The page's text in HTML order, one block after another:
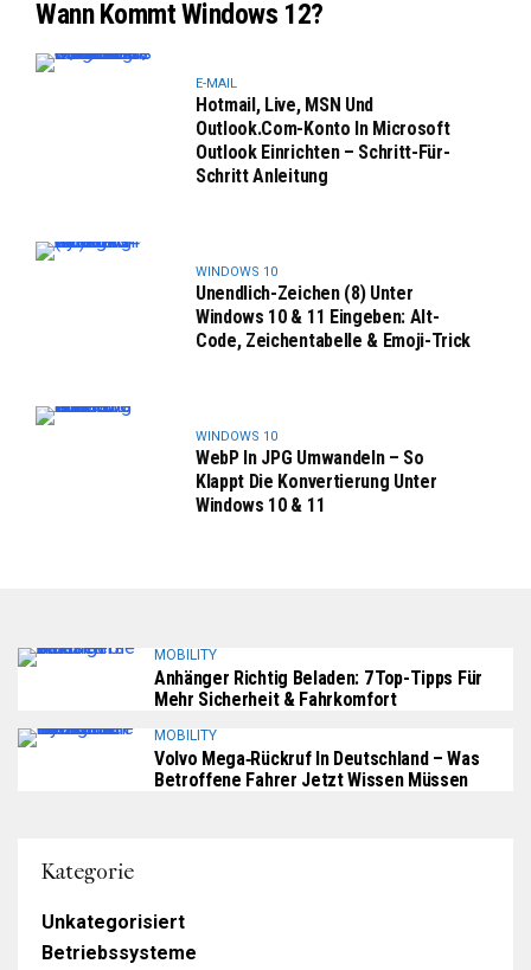
Wann Kommt Windows 12?
E-MAIL
Hotmail, Live, MSN Und
Outlook.com-Konto In Microsoft
Outlook Einrichten – Schritt-Für-
Schritt Anleitung
WINDOWS 10
Unendlich-Zeichen (8) Unter
Windows 10 & 11 Eingeben: Alt-
Code, Zeichentabelle & Emoji-Trick
WINDOWS 10
WebP In JPG Umwandeln – So
Klappt Die Konvertierung Unter
Windows 10 & 11
MOBILITY
Anhänger Richtig Beladen: 7 Top-Tipps Für
Mehr Sicherheit & Fahrkomfort
MOBILITY
Volvo Mega‑Rückruf In Deutschland – Was
Betroffene Fahrer Jetzt Wissen Müssen
Kategorie
Unkategorisiert
Betriebssysteme